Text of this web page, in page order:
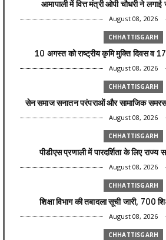
आमापाली में वित्त मंत्री ओपी चौधरी ने
August 08, 2026
CHHATTISGARH
10 अगस्त को राष्ट्रीय कृमि मुक्ति दिवस व
August 08, 2026
CHHATTISGARH
सेन समाज सनातन परंपराओं और सामाजिक
August 08, 2026
CHHATTISGARH
पीडीएस प्रणाली में पारदर्शिता के लिए
August 08, 2026
CHHATTISGARH
शिक्षा विभाग की तबादला सूची जारी, 700
August 08, 2026
CHHATTISGARH